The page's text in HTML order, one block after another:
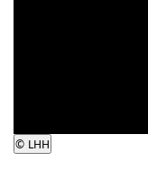
© LHH